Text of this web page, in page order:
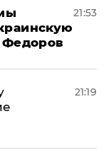
Федоров
21:53
21:19